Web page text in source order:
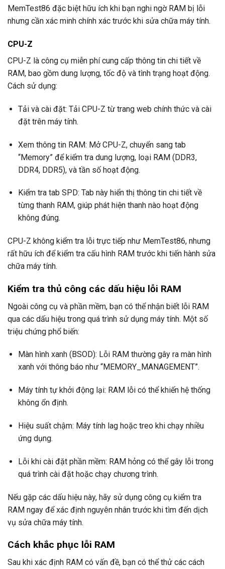
MemTest86 đặc biệt hữu ích khi bạn nghi ngờ RAM bị lỗi
nhưng cần xác minh chính xác trước khi sửa chữa máy tính.
CPU-Z
CPU-Z là công cụ miễn phí cung cấp thông tin chi tiết về
RAM, bao gồm dung lượng, tốc độ và tình trạng hoạt động.
Cách sử dụng:
Tải và cài đặt: Tải CPU-Z từ trang web chính thức và cài
đặt trên máy tính.
Xem thông tin RAM: Mở CPU-Z, chuyển sang tab
“Memory” để kiểm tra dung lượng, loại RAM (DDR3,
DDR4, DDR5), và tần số hoạt động.
Kiểm tra tab SPD: Tab này hiển thị thông tin chi tiết về
từng thanh RAM, giúp phát hiện thanh nào hoạt động
không đúng.
CPU-Z không kiểm tra lỗi trực tiếp như MemTest86, nhưng
rất hữu ích để kiểm tra cấu hình RAM trước khi tiến hành sửa
chữa máy tính.
Kiểm tra thủ công các dấu hiệu lỗi RAM
Ngoài công cụ và phần mềm, bạn có thể nhận biết lỗi RAM
qua các dấu hiệu trong quá trình sử dụng máy tính. Một số
triệu chứng phổ biến:
Màn hình xanh (BSOD): Lỗi RAM thường gây ra màn hình
xanh với thông báo như “MEMORY_MANAGEMENT”.
Máy tính tự khởi động lại: RAM lỗi có thể khiến hệ thống
không ổn định.
Hiệu suất chậm: Máy tính lag hoặc treo khi chạy nhiều
ứng dụng.
Lỗi khi cài đặt phần mềm: RAM hỏng có thể gây lỗi trong
quá trình cài đặt hoặc chạy chương trình.
Nếu gặp các dấu hiệu này, hãy sử dụng công cụ kiểm tra
RAM ngay để xác định nguyên nhân trước khi tìm đến dịch
vụ sửa chữa máy tính.
Cách khắc phục lỗi RAM
Sau khi xác định RAM có vấn đề, bạn có thể thử các cách